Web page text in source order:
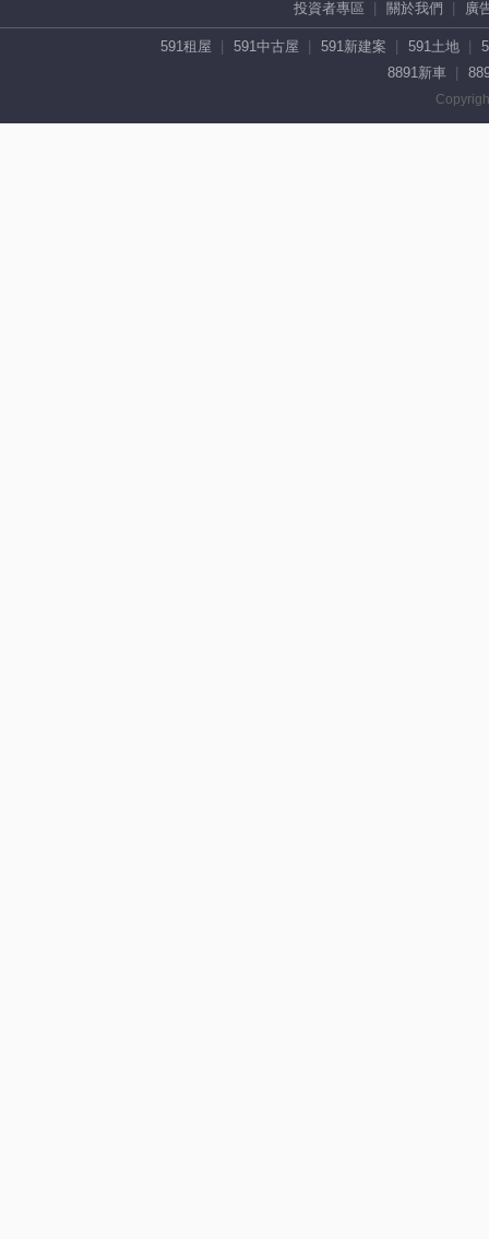
投資者專區 關於我們 廣
591租屋 591中古屋 591新建案 591土地
8891新車